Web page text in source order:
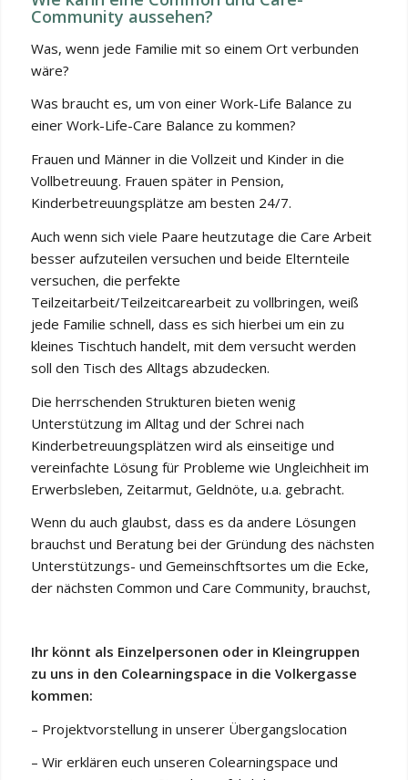
Community aussehen?
Was, wenn jede Familie mit so einem Ort verbunden
wäre?
Was braucht es, um von einer Work-Life Balance zu
einer Work-Life-Care Balance zu kommen?
Frauen und Männer in die Vollzeit und Kinder in die
Vollbetreuung. Frauen später in Pension,
Kinderbetreuungsplätze am besten 24/7.
Auch wenn sich viele Paare heutzutage die Care Arbeit
besser aufzuteilen versuchen und beide Elternteile
versuchen, die perfekte
Teilzeitarbeit/Teilzeitcarearbeit zu vollbringen, weiß
jede Familie schnell, dass es sich hierbei um ein zu
kleines Tischtuch handelt, mit dem versucht werden
soll den Tisch des Alltags abzudecken.
Die herrschenden Strukturen bieten wenig
Unterstützung im Alltag und der Schrei nach
Kinderbetreuungsplätzen wird als einseitige und
vereinfachte Lösung für Probleme wie Ungleichheit im
Erwerbsleben, Zeitarmut, Geldnöte, u.a. gebracht.
Wenn du auch glaubst, dass es da andere Lösungen
brauchst und Beratung bei der Gründung des nächsten
Unterstützungs- und Gemeinschftsortes um die Ecke,
der nächsten Common und Care Community, brauchst,
Ihr könnt als Einzelpersonen oder in Kleingruppen
zu uns in den Colearningspace in die Volkergasse
kommen:
– Projektvorstellung in unserer Übergangslocation
– Wir erklären euch unseren Colearningspace und